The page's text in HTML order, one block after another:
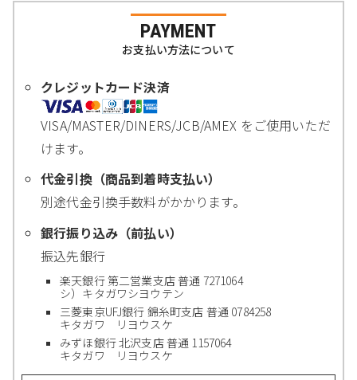
PAYMENT
お支払い方法について
クレジットカード決済
VISA/MASTER/DINERS/JCB/AMEX をご使用いただ
けます。
代金引換（商品到着時支払い）
別途代金引換手数料がかかります。
銀行振り込み（前払い）
振込先銀行
楽天銀行 第二営業支店 普通 7271064
シ）キタガワシヨウテン
三菱東京UFJ銀行 錦糸町支店 普通 0784258
キタガワ リヨウスケ
みずほ銀行 北沢支店 普通 1157064
キタガワ リヨウスケ